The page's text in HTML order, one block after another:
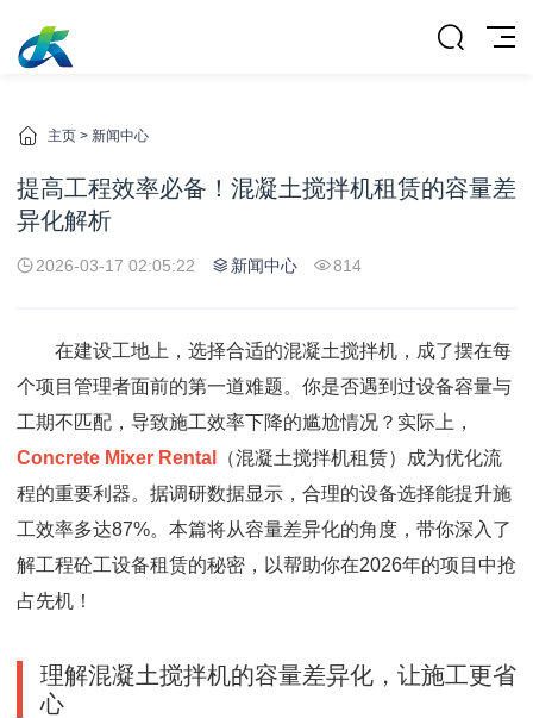
主页 > 新闻中心
提高工程效率必备！混凝土搅拌机租赁的容量差
异化解析
2026-03-17 02:05:22 新闻中心 814
在建设工地上，选择合适的混凝土搅拌机，成了摆在每
个项目管理者面前的第一道难题。你是否遇到过设备容量与
工期不匹配，导致施工效率下降的尴尬情况？实际上，
Concrete Mixer Rental
（混凝土搅拌机租赁）成为优化流
程的重要利器。据调研数据显示，合理的设备选择能提升施
工效率多达87%。本篇将从容量差异化的角度，带你深入了
解工程砼工设备租赁的秘密，以帮助你在2026年的项目中抢
占先机！
理解混凝土搅拌机的容量差异化，让施工更省
心